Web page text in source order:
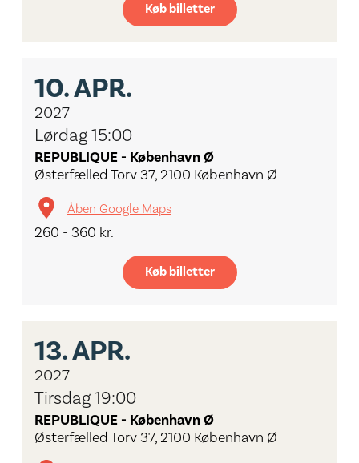
Køb billetter
10.APR.
2027
Lørdag 15:00
REPUBLIQUE - København Ø
Østerfælled Torv 37, 2100 København Ø
Åben Google Maps
260 - 360 kr.
Køb billetter
13.APR.
2027
Tirsdag 19:00
REPUBLIQUE - København Ø
Østerfælled Torv 37, 2100 København Ø